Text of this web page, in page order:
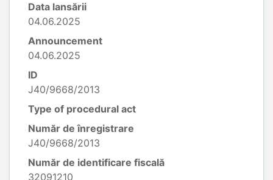
Data lansării
04.06.2025
Announcement
04.06.2025
ID
J40/9668/2013
Type of procedural act
Număr de înregistrare
J40/9668/2013
Număr de identificare fiscală
32091210